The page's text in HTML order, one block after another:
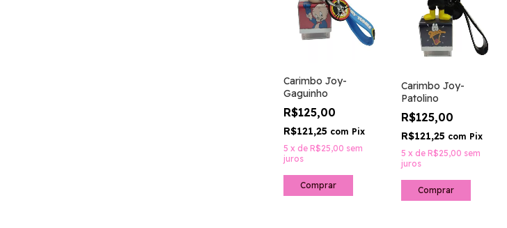
Carimbo Joy-
Gaguinho
R$125,00
R$121,25 com Pix
5 x de R$25,00 sem
juros
Carimbo Joy-
Patolino
R$125,00
R$121,25 com Pix
5 x de R$25,00 sem
juros